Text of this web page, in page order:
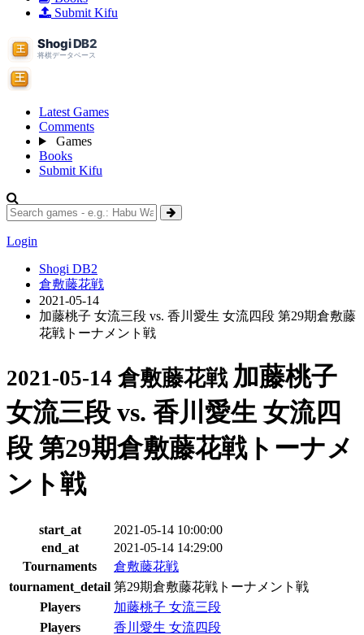
Submit Kifu
Latest Games
Comments
Games
Books
Submit Kifu
Login
Shogi DB2
倉敷藤花戦
2021-05-14
加藤桃子 女流三段 vs. 香川愛生 女流四段 第29期倉敷藤
花戦トーナメント戦
2021-05-14 倉敷藤花戦 加藤桃子
女流三段 vs. 香川愛生 女流四
段 第29期倉敷藤花戦トーナメ
ント戦
start_at
2021-05-14 10:00:00
end_at
2021-05-14 14:29:00
Tournaments
倉敷藤花戦
tournament_detail 第29期倉敷藤花戦トーナメント戦
Players
加藤桃子 女流三段
Players
香川愛生 女流四段